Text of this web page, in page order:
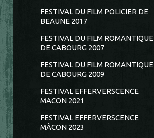
FESTIVAL DU FILM POLICIER DE
BEAUNE 2017
FESTIVAL DU FILM ROMANTIQUE
DE CABOURG 2007
FESTIVAL DU FILM ROMANTIQUE
DE CABOURG 2009
FESTIVAL EFFERVERSCENCE
MACON 2021
FESTIVAL EFFERVERSCENCE
MÂCON 2023